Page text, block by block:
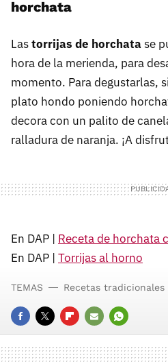
horchata
Lastorrijas de horchatase
hora de la merienda, para
momento. Para degustarlas,
plato hondo poniendo
decora con un palito de
ralladura de naranja. ¡A
En DAP | Receta de horchata
En DAP | Torrijas al horno
FACEBOOK
TWITTERFLIPBOARD
E-
MAIL
WHATSAPP
TEMAS Recetas tradicionales